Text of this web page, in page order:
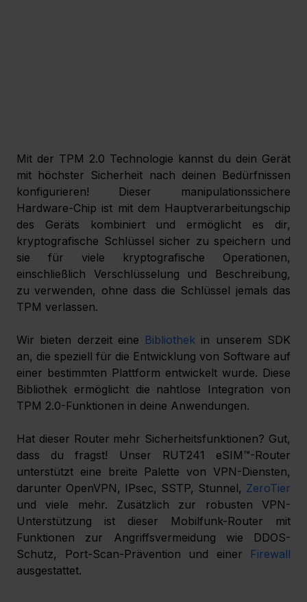
Mit der TPM 2.0 Technologie kannst du dein Gerät
mit höchster Sicherheit nach deinen Bedürfnissen
konfigurieren! Dieser manipulationssichere
Hardware-Chip ist mit dem Hauptverarbeitungschip
des Geräts kombiniert und ermöglicht es dir,
kryptografische Schlüssel sicher zu speichern und
sie für viele kryptografische Operationen,
einschließlich Verschlüsselung und Beschreibung,
zu verwenden, ohne dass die Schlüssel jemals das
TPM verlassen.
Wir bieten derzeit eine Bibliothek in unserem SDK
an, die speziell für die Entwicklung von Software auf
einer bestimmten Plattform entwickelt wurde. Diese
Bibliothek ermöglicht die nahtlose Integration von
TPM 2.0-Funktionen in deine Anwendungen.
Hat dieser Router mehr Sicherheitsfunktionen? Gut,
dass du fragst! Unser RUT241 eSIM™-Router
unterstützt eine breite Palette von VPN-Diensten,
darunter OpenVPN, IPsec, SSTP, Stunnel, ZeroTier
und viele mehr. Zusätzlich zur robusten VPN-
Unterstützung ist dieser Mobilfunk-Router mit
Funktionen zur Angriffsvermeidung wie DDOS-
Schutz, Port-Scan-Prävention und einer Firewall
ausgestattet.